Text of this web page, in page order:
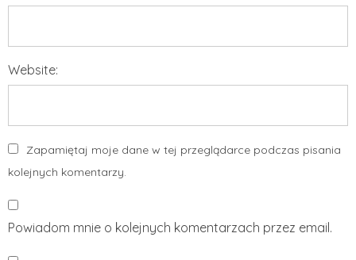
Website:
Zapamiętaj moje dane w tej przeglądarce podczas pisania
kolejnych komentarzy.
Powiadom mnie o kolejnych komentarzach przez email.